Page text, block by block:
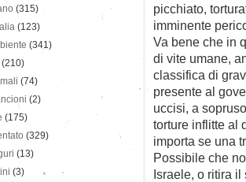
picchiato,
imminente
Va bene che in
di vite umane,
classifica di
presente al
uccisi, a
torture inflitte al
importa se una
Possibile che
Israele, o ritira il
(315)
(123)
(341)
(210)
(74)
(2)
(175)
(329)
(13)
(3)